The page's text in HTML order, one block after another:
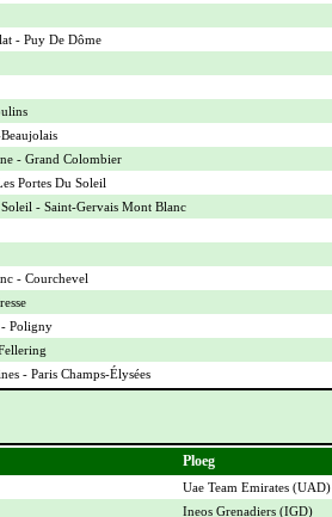
- Puy De Dôme
- Grand Colombier
Portes Du Soleil
- Saint-Gervais Mont Blanc
- Courchevel
Poligny
- Paris Champs-Élysées
Ploeg
Uae Team Emirates (UAD)
Ineos Grenadiers (IGD)